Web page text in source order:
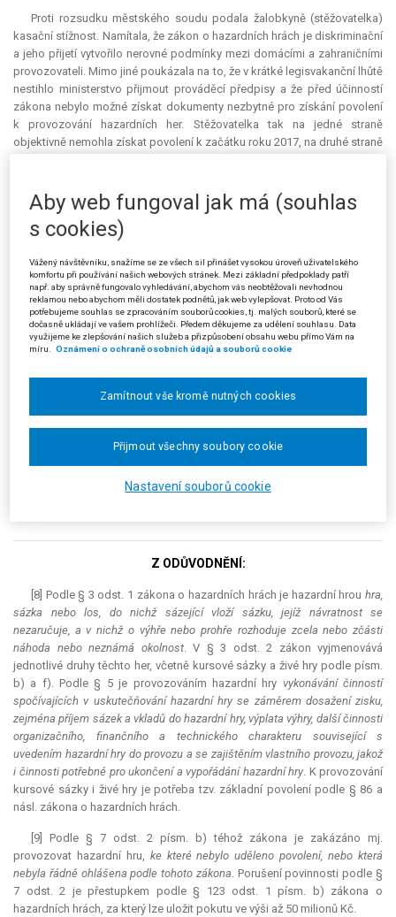
Proti rozsudku městského soudu podala žalobkyně (stěžovatelka)
kasační stížnost. Namítala, že zákon o hazardních hrách je diskriminační
a jeho přijetí vytvořilo nerovné podmínky mezi domácími a zahraničními
provozovateli. Mimo jiné poukázala na to, že v krátké legisvakanční lhůtě
nestihlo ministerstvo přijmout prováděcí předpisy a že před účinností
zákona nebylo možné získat dokumenty nezbytné pro získání povolení
k provozování hazardních her. Stěžovatelka tak na jedné straně
objektivně nemohla získat povolení k začátku roku 2017, na druhé straně
soudu vytkla, že odůvodnili závěr o nebezpečnosti jejího jednání jen
obecnými floskulemi a vůbec se nezabývali konkrétními okolnostmi
jejího případu.
Ministerstvo ve vyjádření ke kasační stížnosti uvedlo, že právní
úprava podle něj diskriminační nebyla, mj. nelze srovnávat domácí
poskytovatele (kteří povolení potřebovali již za dosavadní úpravy) s
provozovateli zahraničními. K námitce ohledně společenské škodlivosti
především dodal, že stěžovatelka provozovala hazardní hru bez
povolení, šlo tedy o typově nejzávažnější jednání, které zákon postihuje.
Na vyjádření ministerstva reagovala stěžovatelka replikou. Poukázala
na rozsudek městského soudu ze dne 28. 3. 2022, čj. 11 Af 1/2019-93,
který na základě podobné argumentace jiného zahraničního
Nejvyšší správní soud rozsudek Městského soudu v Praze i
Z ODŮVODNĚNÍ:
[8] Podle § 3 odst. 1 zákona o hazardních hrách je hazardní hrou hra,
sázka nebo los, do nichž sázející vloží sázku, jejíž návratnost se
nezaručuje, a v nichž o výhře nebo prohře rozhoduje zcela nebo zčásti
náhoda nebo neznámá okolnost. V § 3 odst. 2 zákon vyjmenovává
jednotlivé druhy těchto her, včetně kursové sázky a živé hry podle písm.
b) a f). Podle § 5 je provozováním hazardní hry vykonávání činností
spočívajících v uskutečňování hazardní hry se záměrem dosažení zisku,
zejména příjem sázek a vkladů do hazardní hry, výplata výhry, další činnosti
organizačního, finančního a technického charakteru související s
uvedením hazardní hry do provozu a se zajištěním vlastního provozu, jakož
i činnosti potřebné pro ukončení a vypořádání hazardní hry. K provozování
kursové sázky i živé hry je potřeba tzv. základní povolení podle § 86 a
násl. zákona o hazardních hrách.
[9] Podle § 7 odst. 2 písm. b) téhož zákona je zakázáno mj.
provozovat hazardní hru, ke které nebylo uděleno povolení, nebo která
nebyla řádně ohlášena podle tohoto zákona. Porušení povinnosti podle §
7 odst. 2 je přestupkem podle § 123 odst. 1 písm. b) zákona o
hazardních hrách, za který lze uložit pokutu ve výši až 50 milionů Kč.
Aby web fungoval jak má (souhlas
s cookies)
Vážený návštěvníku, snažíme se ze všech sil přinášet vysokou úroveň uživatelského
komfortu při používání našich webových stránek. Mezi základní předpoklady patří
např. aby správně fungovalo vyhledávání, abychom vás neobtěžovali nevhodnou
reklamou nebo abychom měli dostatek podnětů, jak web vylepšovat. Proto od Vás
potřebujeme souhlas se zpracováním souborů cookies, tj. malých souborů, které se
dočasně ukládají ve vašem prohlížeči. Předem děkujeme za udělení souhlasu. Data
využijeme ke zlepšování našich služeb a přizpůsobení obsahu webu přímo Vám na
míru. Oznámení o ochraně osobních údajů a souborů cookie
Nastavení souborů cookie
Zamítnout vše kromě nutných cookies
Přijmout všechny soubory cookie